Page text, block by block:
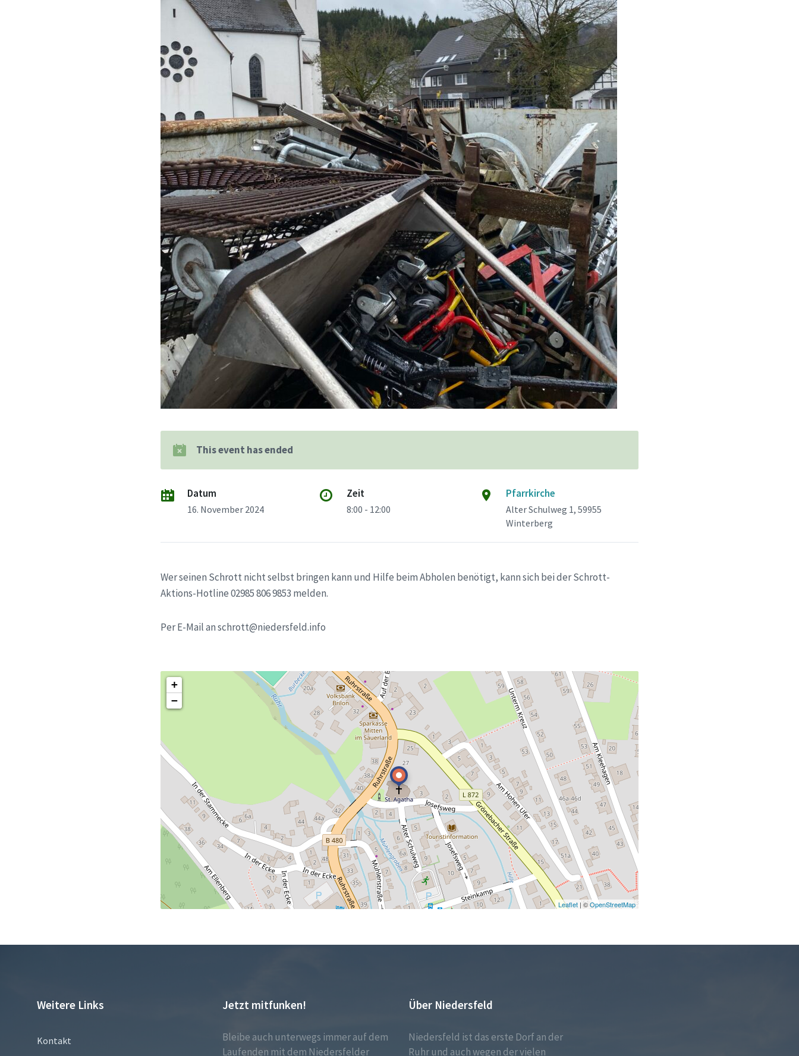
This event has ended
Datum
16. November 2024
Zeit
8:00 - 12:00
Pfarrkirche
Alter Schulweg 1, 59955
Winterberg
Wer seinen Schrott nicht selbst bringen kann und Hilfe beim Abholen benötigt, kann sich bei der Schrott-
Aktions-Hotline 02985 806 9853 melden.
Per E-Mail an schrott@niedersfeld.info
+
−
Leaflet| ©OpenStreetMap
Weitere Links
Kontakt
Jetzt mitfunken!
Bleibe auch unterwegs immer auf dem
Laufenden mit dem Niedersfelder
Über Niedersfeld
Niedersfeld ist das erste Dorf an der
Ruhr und auch wegen der vielen